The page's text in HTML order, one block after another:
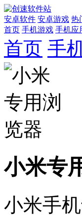
安卓软件 安卓游戏 热
首页 手机游戏 手机应
首页 手
小米专
小米手